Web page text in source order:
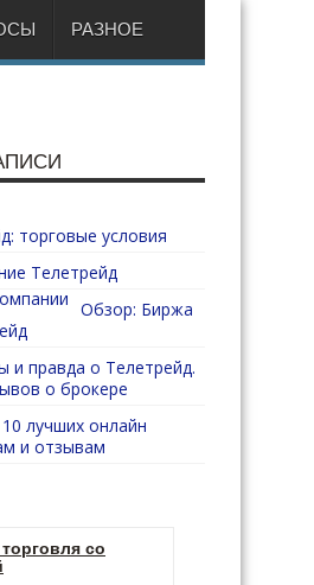
РАЗНОЕ
торговые условия
Телетрейд
Обзор: Биржа
и правда о Телетрейд.
о брокере
10 лучших онлайн
и отзывам
со